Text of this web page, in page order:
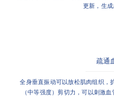
更新，生
疏通
全身垂直振动可以放松肌肉组织，
（中等强度）剪切力，可以刺激